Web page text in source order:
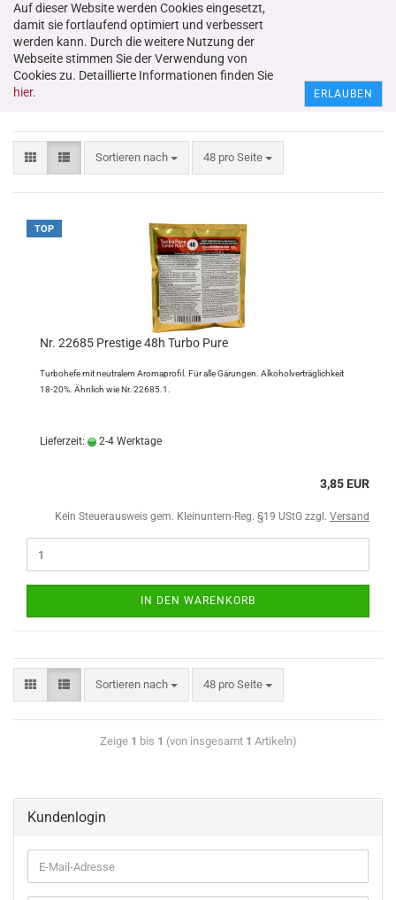
Auf dieser Website werden Cookies eingesetzt,
damit sie fortlaufend optimiert und verbessert
werden kann. Durch die weitere Nutzung der
Webseite stimmen Sie der Verwendung von
Cookies zu. Detaillierte Informationen finden Sie
hier. ERLAUBEN
Hefen
Sortieren nach 48 pro Seite
TOP
Nr. 22685 Prestige 48h Turbo Pure
Turbohefe mit neutralem Aromaprofil. Für alle Gärungen. Alkoholverträglichkeit
18-20%. Ähnlich wie Nr. 22685.1.
Lieferzeit: 2-4 Werktage
3,85 EUR
Kein Steuerausweis gem. Kleinuntern-Reg. §19 UStG zzgl. Versand
IN DEN WARENKORB
Sortieren nach 48 pro Seite
Zeige 1 bis 1 (von insgesamt 1 Artikeln)
Kundenlogin